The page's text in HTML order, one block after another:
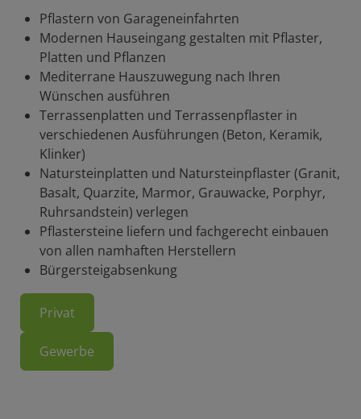
Pflastern von Garageneinfahrten
Modernen Hauseingang gestalten mit Pflaster,
Platten und Pflanzen
Mediterrane Hauszuwegung nach Ihren
Wünschen ausführen
Terrassenplatten und Terrassenpflaster in
verschiedenen Ausführungen (Beton, Keramik,
Klinker)
Natursteinplatten und Natursteinpflaster (Granit,
Basalt, Quarzite, Marmor, Grauwacke, Porphyr,
Ruhrsandstein) verlegen
Pflastersteine liefern und fachgerecht einbauen
von allen namhaften Herstellern
Bürgersteigabsenkung
Privat
Gewerbe